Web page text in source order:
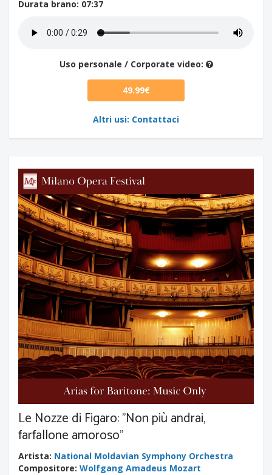
Durata brano: 07:37
Uso personale / Corporate video:
49.99€
Altri usi: Contattaci
Le Nozze di Figaro: "Non più andrai,
farfallone amoroso"
Artista: National Moldavian Symphony Orchestra
Compositore: Wolfgang Amadeus Mozart